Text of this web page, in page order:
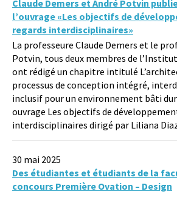
Claude Demers et André Potvin
l’ouvrage «Les objectifs de
regards interdisciplinaires»
La professeure Claude Demers et le
Potvin, tous deux membres de l’Institut
ont rédigé un chapitre intitulé
processus de conception intégré,
inclusif pour un environnement bâti
ouvrage Les objectifs de
interdisciplinaires dirigé par Liliana
30 mai 2025
Des étudiantes et étudiants de la
concours Première Ovation – Design